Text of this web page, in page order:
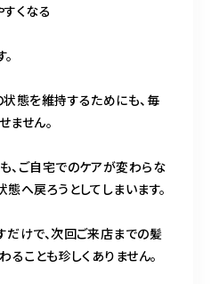
くなる
状態を維持するためにも、毎
ません。
、ご自宅でのケアが変わらな
へ戻ろうとしてしまいます。
だけで、次回ご来店までの髪
ることも珍しくありません。